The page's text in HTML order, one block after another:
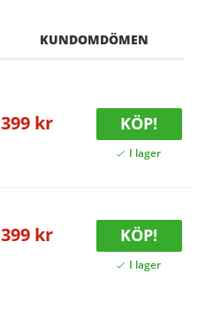
399 kr KÖP!
399 kr KÖP!
KUNDOMDÖMEN